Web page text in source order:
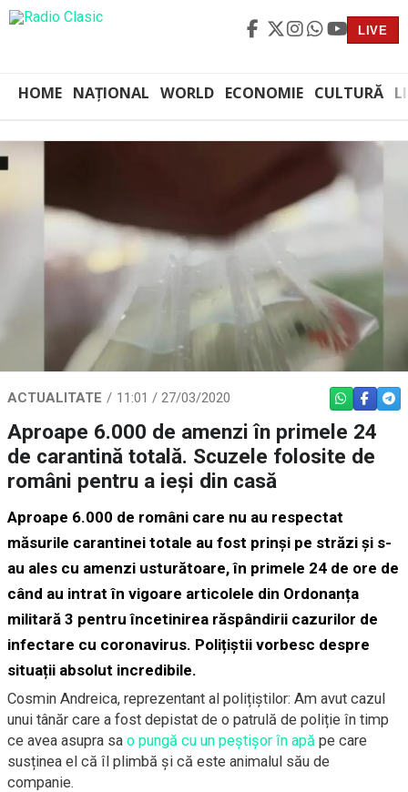
LIVE
HOME NAȚIONAL WORLD ECONOMIE CULTURĂ
ACTUALITATE 11:01 / 27/03/2020 WHATSAPP
Aproape 6.000 de amenzi în primele 24
de carantină totală. Scuzele folosite de
români pentru a ieși din casă
Aproape 6.000 de români care nu au respectat
măsurile carantinei totale au fost prinși pe străzi și s-
au ales cu amenzi usturătoare, în primele 24 de ore de
când au intrat în vigoare articolele din Ordonanța
militară 3 pentru încetinirea răspândirii cazurilor de
infectare cu coronavirus. Polițiștii vorbesc despre
situații absolut incredibile.
Cosmin Andreica, reprezentant al polițiștilor: Am avut cazul
unui tânăr care a fost depistat de o patrulă de poliție în timp
ce avea asupra sa o pungă cu un peștișor în apă pe care
susținea el că îl plimbă și că este animalul său de
companie.